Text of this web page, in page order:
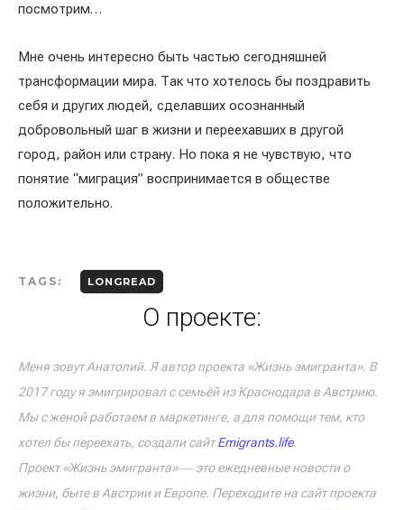
посмотрим…
Мне очень интересно быть частью сегодняшней
трансформации мира. Так что хотелось бы поздравить
себя и других людей, сделавших осознанный
добровольный шаг в жизни и переехавших в другой
город, район или страну. Но пока я не чувствую, что
понятие “миграция” воспринимается в обществе
положительно.
TAGS: LONGREAD
О проекте:
Меня зовут Анатолий. Я автор проекта «Жизнь эмигранта». В
2017 году я эмигрировал с семьёй из Краснодара в Австрию.
Мы с женой работаем в маркетинге, а для помощи тем, кто
хотел бы переехать, создали сайтEmigrants.life.
Проект «Жизнь эмигранта» ― это ежедневные новости о
жизни, быте в Австрии и Европе. Переходите на сайт проекта